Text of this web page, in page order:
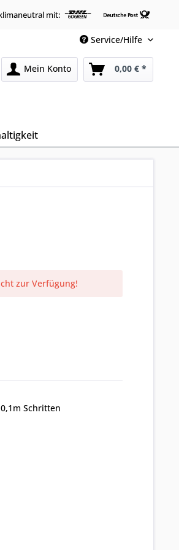
mit:
Service/Hilfe
Mein Konto 0,00 € *
zur Verfügung!
Schritten